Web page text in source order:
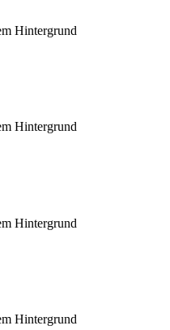
Hintergrund
Hintergrund
Hintergrund
Hintergrund